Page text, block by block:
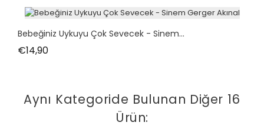
Bebeğiniz Uykuyu Çok Sevecek - Sinem...
€14,90Fiyat
Aynı Kategoride Bulunan Diğer 16
Ürün: